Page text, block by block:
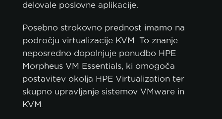
delovale poslovne aplikacije.
Posebno strokovno prednost imamo na
področju virtualizacije KVM. To znanje
neposredno dopolnjuje ponudbo HPE
Morpheus VM Essentials, ki omogoča
postavitev okolja HPE Virtualization ter
skupno upravljanje sistemov VMware in
KVM.